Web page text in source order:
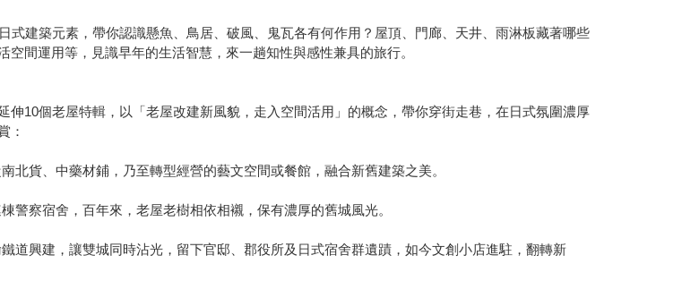
建築元素，帶你認識懸魚、鳥居、破風、鬼瓦各有何作用？屋頂、門廊、天井、雨淋板藏著哪些
間運用等，見識早年的生活智慧，來一趟知性與感性兼具的旅行。
10個老屋特輯，以「老屋改建新風貌，走入空間活用」的概念，帶你穿街走巷，在日式氛圍濃厚
：
北貨、中藥材鋪，乃至轉型經營的藝文空間或餐館，融合新舊建築之美。
警察宿舍，百年來，老屋老樹相依相襯，保有濃厚的舊城風光。
道興建，讓雙城同時沾光，留下官邸、郡役所及日式宿舍群遺蹟，如今文創小店進駐，翻轉新